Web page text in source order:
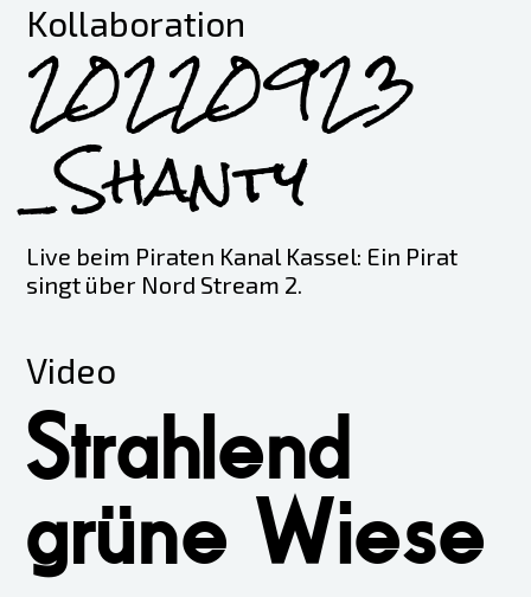
Kollaboration
20220923
_Shanty
Live beim Piraten Kanal Kassel: Ein Pirat
singt über Nord Stream 2.
Video
Strahlend
grüne Wiese